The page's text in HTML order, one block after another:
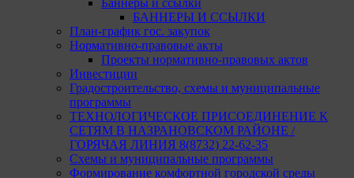
Баннеры и ссылки
БАННЕРЫ И ССЫЛКИ
План-график гос. закупок
Нормативно-правовые акты
Проекты нормативно-правовых актов
Инвестиции
Градостроительство, схемы и муниципальные
программы
ТЕХНОЛОГИЧЕСКОЕ ПРИСОЕДИНЕНИЕ К
СЕТЯМ В НАЗРАНОВСКОМ РАЙОНЕ /
ГОРЯЧАЯ ЛИНИЯ 8(8732) 22-62-35
Схемы и муниципальные программы
Формирование комфортной городской среды